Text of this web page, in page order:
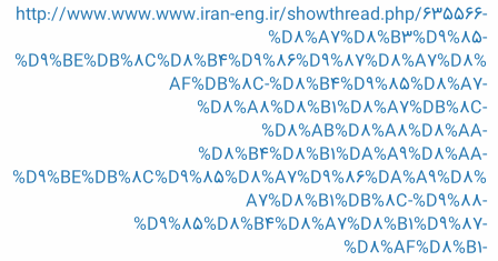
http://www.www.www.iran-eng.ir/showthread.php/635566-
%D8%A7%D8%B3%D9%85-
%D9%BE%DB%8C%D8%B4%D9%86%D9%87%D8%A7%D8%
AF%DB%8C-%D8%B4%D9%85%D8%A7-
%D8%A8%D8%B1%D8%A7%DB%8C-
%D8%AB%D8%A8%D8%AA-
%D8%B4%D8%B1%DA%A9%D8%AA-
%D9%BE%DB%8C%D9%85%D8%A7%D9%86%DA%A9%D8%
A7%D8%B1%DB%8C-%D9%88-
%D9%85%D8%B4%D8%A7%D8%B1%D9%87-
%D8%AF%D8%B1-